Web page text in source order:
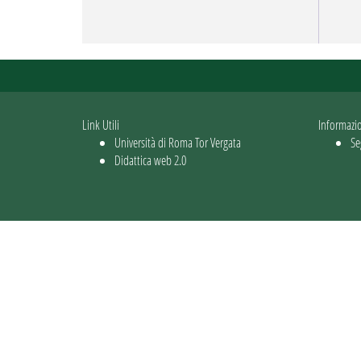
Link Utili
Università di Roma Tor Vergata
Didattica web 2.0